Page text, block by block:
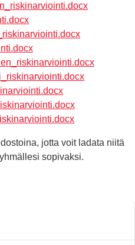
jotta voit ladata niitä
sopivaksi.